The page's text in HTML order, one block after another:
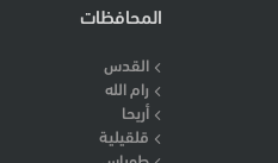
المحافظات
القدس
رام الله
أريحا
قلقيلية